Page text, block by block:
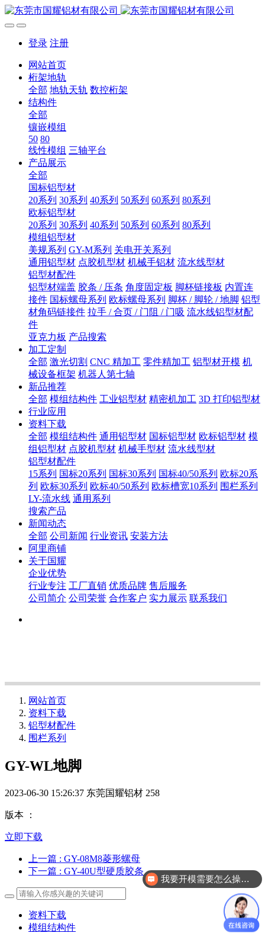
登录 注册
网站首页
桁架地轨
全部 地轨天轨 数控桁架
结构件
全部
镶嵌模组
50 80
线性模组 三轴平台
产品展示
全部
国标铝型材
20系列 30系列 40系列 50系列 60系列 80系列
欧标铝型材
20系列 30系列 40系列 50系列 60系列 80系列
模组铝型材
美规系列 GY-M系列 关电开关系列
通用铝型材 点胶机型材 机械手铝材 流水线型材
铝型材配件
铝型材端盖 胶条 / 压条 角度固定板 脚杯链接板 内置连
接件 国标螺母系列 欧标螺母系列 脚杯 / 脚轮 / 地脚 铝型
材角码链接件 拉手 / 合页 / 门阻 / 门吸 流水线铝型材配
件
亚克力板 产品搜索
加工定制
全部 激光切割 CNC 精加工 零件精加工 铝型材开模 机
械设备框架 机器人第七轴
新品推荐
全部 模组结构件 工业铝型材 精密机加工 3D 打印铝型材
行业应用
资料下载
全部 模组结构件 通用铝型材 国标铝型材 欧标铝型材 模
组铝型材 点胶机型材 机械手型材 流水线型材
铝型材配件
15系列 国标20系列 国标30系列 国标40/50系列 欧标20系
列 欧标30系列 欧标40/50系列 欧标槽宽10系列 围栏系列
LY-流水线 通用系列
搜索产品
新闻动态
全部 公司新闻 行业资讯 安装方法
阿里商铺
关于国耀
企业优势
行业专注 工厂直销 优质品牌 售后服务
公司简介 公司荣誉 合作客户 实力展示 联系我们
网站首页
资料下载
铝型材配件
围栏系列
GY-WL地脚
2023-06-30 15:26:37 东莞国耀铝材 258
版本 ：
立即下载
上一篇 : GY-08M8菱形螺母
下一篇 : GY-40U型硬质胶条
资料下载
模组结构件
自动化零配件加工你们做吗？